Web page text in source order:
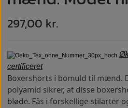
297,00 kr.
certificeret
Boxershorts i bomuld til mænd.
polyamid sikrer, at disse
bløde. Fås i forskellige stilarter